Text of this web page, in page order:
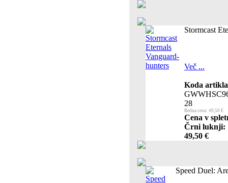
Stormcast
Več ...
Koda
28
Redna cena: 49,50 €
Cena v
Črni luknji:
49,50 €
Speed Duel: